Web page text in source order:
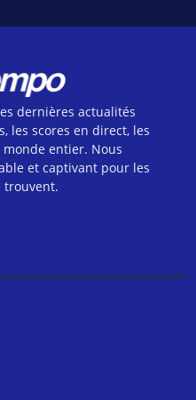
dernières actualités
les scores en direct, les
entier. Nous
et captivant pour les
trouvent.